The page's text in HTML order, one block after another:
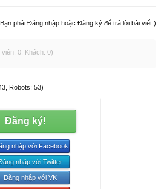
phải Đăng nhập hoặc Đăng ký để trả lời bài viết.)
viên: 0, Khách: 0)
Robots: 53)
Đăng ký!
nhập với Facebook
nhập với Twitter
Đăng nhập với VK